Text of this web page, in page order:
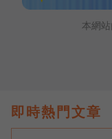
本網
即時熱門文章